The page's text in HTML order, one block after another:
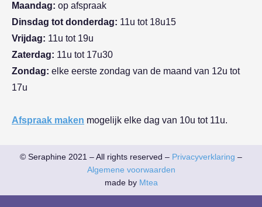
Maandag: op afspraak
Dinsdag tot donderdag: 11u tot 18u15
Vrijdag: 11u tot 19u
Zaterdag: 11u tot 17u30
Zondag: elke eerste zondag van de maand van 12u tot
17u
Afspraak maken mogelijk elke dag van 10u tot 11u.
© Seraphine 2021 – All rights reserved – Privacyverklaring –
Algemene voorwaarden
made by Mtea